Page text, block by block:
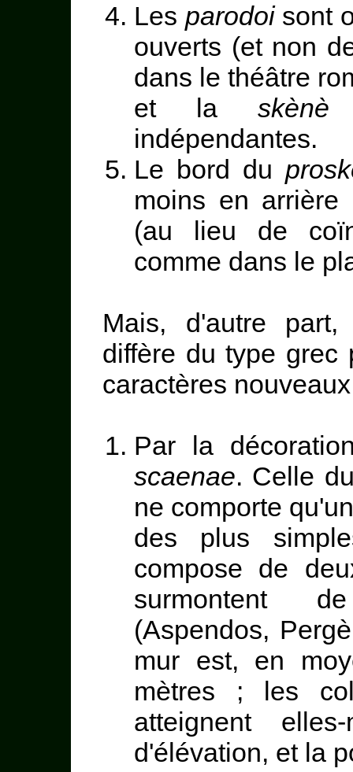
Les parodoisont
ouverts (et non
dans le théâtre
et la skènè
indépendantes.
Le bord du
moins en
(au lieu de
comme dans le
Mais, d'autre
diffère du type grec
caractères
Par la
scaenae. Celle
ne comporte
des plus
compose de
surmontent
(Aspendos,
mur est, en
mètres ; les
atteignent
d'élévation, et la